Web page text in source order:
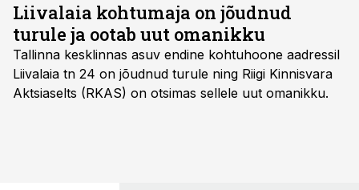
Liivalaia kohtumaja on jõudnud
turule ja ootab uut omanikku
Tallinna kesklinnas asuv endine kohtuhoone aadressil
Liivalaia tn 24 on jõudnud turule ning Riigi Kinnisvara
Aktsiaselts (RKAS) on otsimas sellele uut omanikku.